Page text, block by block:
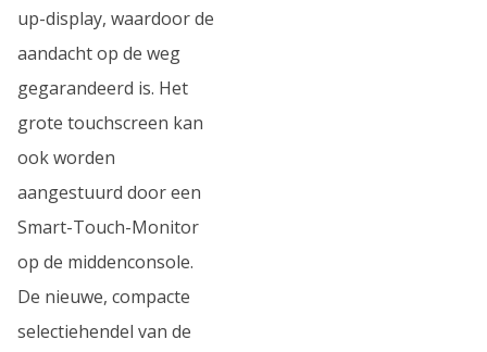
up-display, waardoor de
aandacht op de weg
gegarandeerd is. Het
grote touchscreen kan
ook worden
aangestuurd door een
Smart-Touch-Monitor
op de middenconsole.
De nieuwe, compacte
selectiehendel van de